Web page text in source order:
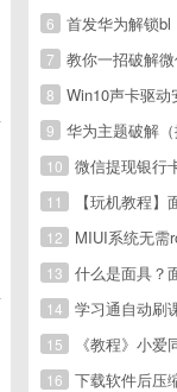
6
首发华为解锁bl
7
教你一招破解
8
Win10声卡驱
9
华为主题破解（
10
微信提现银行
11
【玩机教程
12
MIUI系统无需
13
什么是面具？
14
学习通自动刷
15
《教程》小爱同学
16
下载软件后压